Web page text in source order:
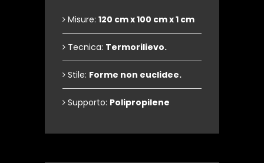
Misure: 120 cm x 100 cm x 1 cm
Tecnica: Termorilievo.
Stile: Forme non euclidee.
Supporto: Polipropilene